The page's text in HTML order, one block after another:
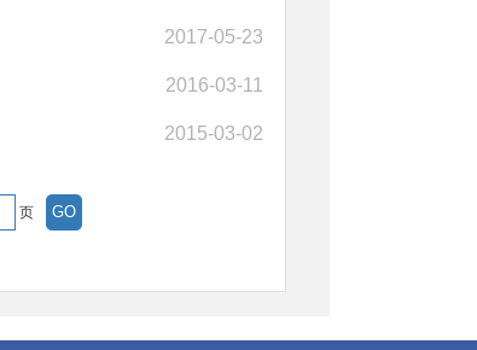
2017-05-23
2016-03-11
2015-03-02
页